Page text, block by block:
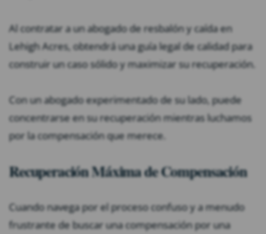
Al contratar a un abogado de resbalón y caída en
Lehigh Acres, obtendrá una guía legal de calidad para
construir un caso sólido y maximizar su recuperación.
Con un abogado experimentado de su lado, puede
concentrarse en su recuperación mientras luchamos
por la compensación que merece.
Recuperación Máxima de Compensación
Cuando navega por el proceso confuso y a menudo
frustrante de buscar una compensación por una